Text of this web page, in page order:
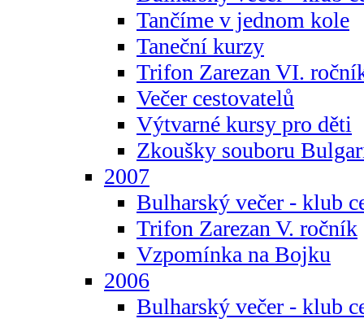
Tančíme v jednom kole
Taneční kurzy
Trifon Zarezan VI.
Večer cestovatelů
Výtvarné kursy pro děti
Zkoušky souboru
2007
Bulharský večer - klub
Trifon Zarezan V. ročník
Vzpomínka na Bojku
2006
Bulharský večer - klub